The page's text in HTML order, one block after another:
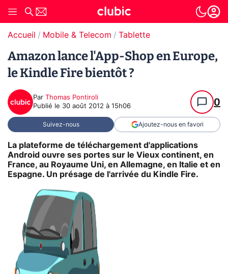
Accueil Mobile & Telecom Tablette
Amazon lance l'App-Shop en Europe,
le Kindle Fire bientôt ?
Par Thomas Pontiroli
Publié le 30 août 2012 à 15h06 0
Suivez-nous Ajoutez-nous en favori
La plateforme de téléchargement d'applications
Android ouvre ses portes sur le Vieux continent, en
France, au Royaume Uni, en Allemagne, en Italie et en
Espagne. Un présage de l'arrivée du Kindle Fire.